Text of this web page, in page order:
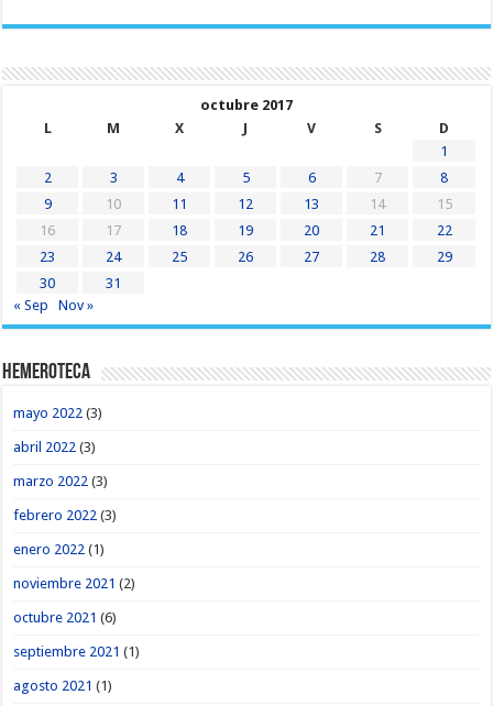
octubre 2017
L
M X J V S
D
1
2
3 4 5 6 7
8
9
10 11 12 13 14
15
16
17 18 19 20 21
22
23
24 25 26 27 28
29
30
31
« Sep
Nov »
Hemeroteca
mayo 2022 (3)
abril 2022 (3)
marzo 2022 (3)
febrero 2022 (3)
enero 2022 (1)
noviembre 2021 (2)
octubre 2021 (6)
septiembre 2021 (1)
agosto 2021 (1)